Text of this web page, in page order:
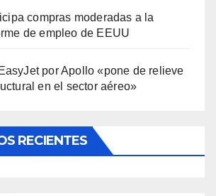
compras moderadas a la
de empleo de EEUU
por Apollo «pone de relieve
en el sector aéreo»
RECIENTES